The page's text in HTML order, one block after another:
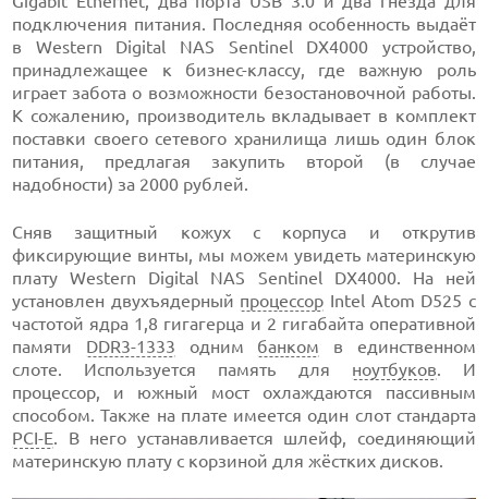
подключения питания. Последняя особенность выдаёт
в Western Digital NAS Sentinel DX4000 устройство,
принадлежащее к бизнес-классу, где важную роль
играет забота о возможности безостановочной работы.
К сожалению, производитель вкладывает в комплект
поставки своего сетевого хранилища лишь один блок
питания, предлагая закупить второй (в случае
надобности) за 2000 рублей.
Сняв защитный кожух с корпуса и открутив
фиксирующие винты, мы можем увидеть материнскую
плату Western Digital NAS Sentinel DX4000. На ней
установлен двухъядерный процессор Intel Atom D525 с
частотой ядра 1,8 гигагерца и 2 гигабайта оперативной
памяти DDR3-1333 одним банком в единственном
слоте. Используется память для ноутбуков. И
процессор, и южный мост охлаждаются пассивным
способом. Также на плате имеется один слот стандарта
PCI-E. В него устанавливается шлейф, соединяющий
материнскую плату с корзиной для жёстких дисков.